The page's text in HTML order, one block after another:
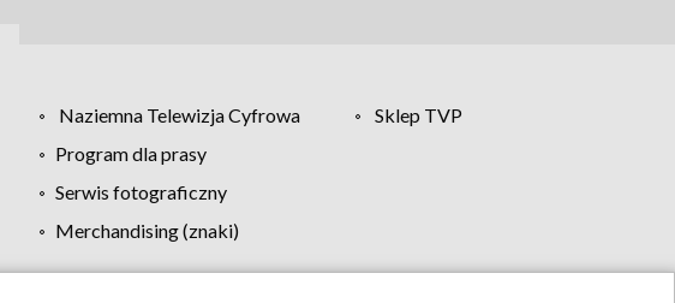
Naziemna Telewizja Cyfrowa
Sklep TVP
Program dla prasy
Serwis fotograficzny
Merchandising (znaki)